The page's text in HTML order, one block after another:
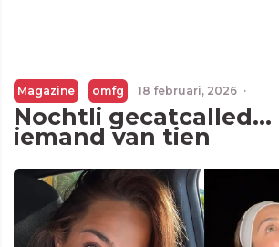
Magazine omfg 18 februari, 2026 ·
Nochtli gecatcalled…
iemand van tien